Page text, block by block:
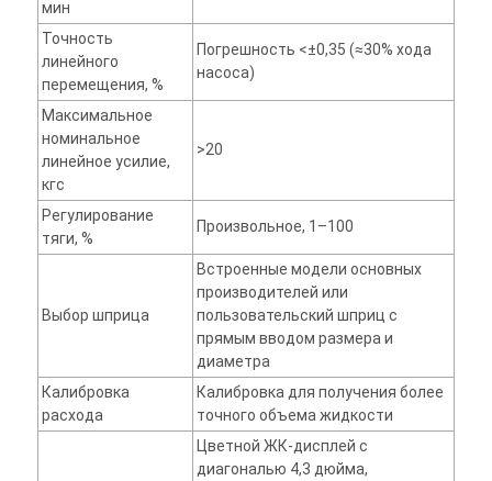
мин
Точность
линейного
перемещения, %
Погрешность <±0,35 (≈30% хода
насоса)
Максимальное
номинальное
линейное усилие,
кгс
>20
Регулирование
тяги, %
Произвольное, 1–100
Выбор шприца
Встроенные модели основных
производителей или
пользовательский шприц с
прямым вводом размера и
диаметра
Калибровка
расхода
Калибровка для получения более
точного объема жидкости
Цветной ЖК-дисплей с
диагональю 4,3 дюйма,